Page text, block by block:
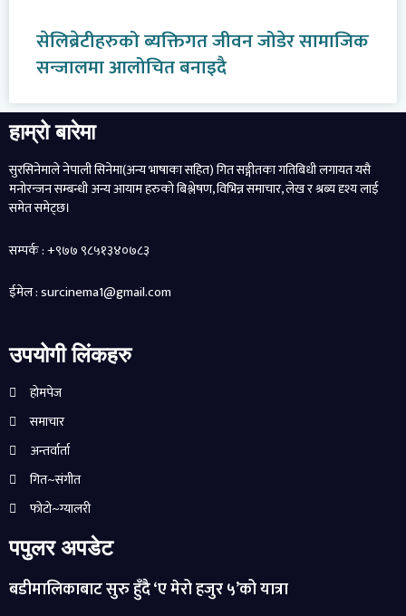
सेलिब्रेटीहरुको ब्यक्तिगत जीवन जोडेर सामाजिक
सन्जालमा आलोचित बनाइदै
हाम्रो बारेमा
सुरसिनेमाले नेपाली सिनेमा(अन्य भाषाका सहित) गित सङ्गीतका गतिबिधी लगायत यसै
मनोरन्जन सम्बन्धी अन्य आयाम हरुको बिश्लेषण, विभिन्न समाचार, लेख र श्रब्य दृश्य लाई
समेत समेट्छ।
सम्पर्क : +९७७ ९८५१३४०७८३
ईमेल : surcinema1@gmail.com
उपयोगी लिंकहरु
होमपेज
समाचार
अन्तर्वार्ता
गित~संगीत
फोटो~ग्यालरी
पपुलर अपडेट
बडीमालिकाबाट सुरु हुँदै ‘ए मेरो हजुर ५’को यात्रा